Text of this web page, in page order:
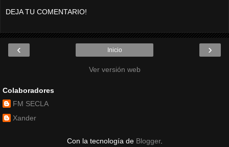
DEJA TU COMENTARIO!
‹ ›
Inicio
Ver versión web
Colaboradores
FM SECLA
Xander
Con la tecnología de Blogger.